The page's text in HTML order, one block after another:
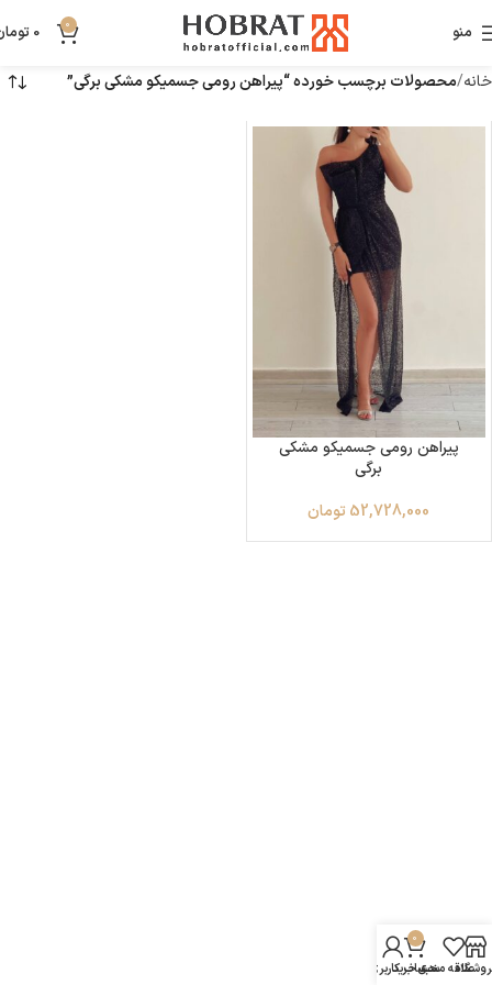
منو 0
0
خانه محصولات برچسب خورده “پیراهن رومی جسمیکو مشکی برگی”
پیراهن رومی جسمیکو مشکی
برگی
52,728,000 تومان
علاقه مندی
0
سبد خرید
حساب کاربری من